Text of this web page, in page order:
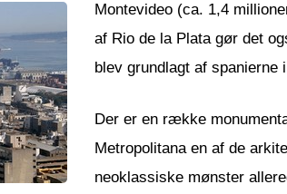
Montevideo (ca. 1,4
af Rio de la Plata gør det
blev grundlagt af
Der er en række
Metropolitana en af de
neoklassiske mønster